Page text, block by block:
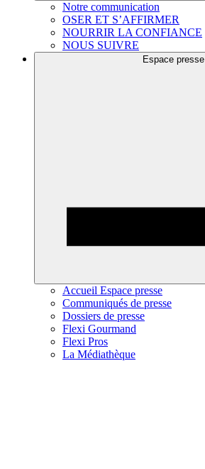
Notre communication
OSER ET S’AFFIRMER
NOURRIR LA CONFIANCE
NOUS SUIVRE
Espace presse
Accueil Espace presse
Communiqués de presse
Dossiers de presse
Flexi Gourmand
Flexi Pros
La Médiathèque